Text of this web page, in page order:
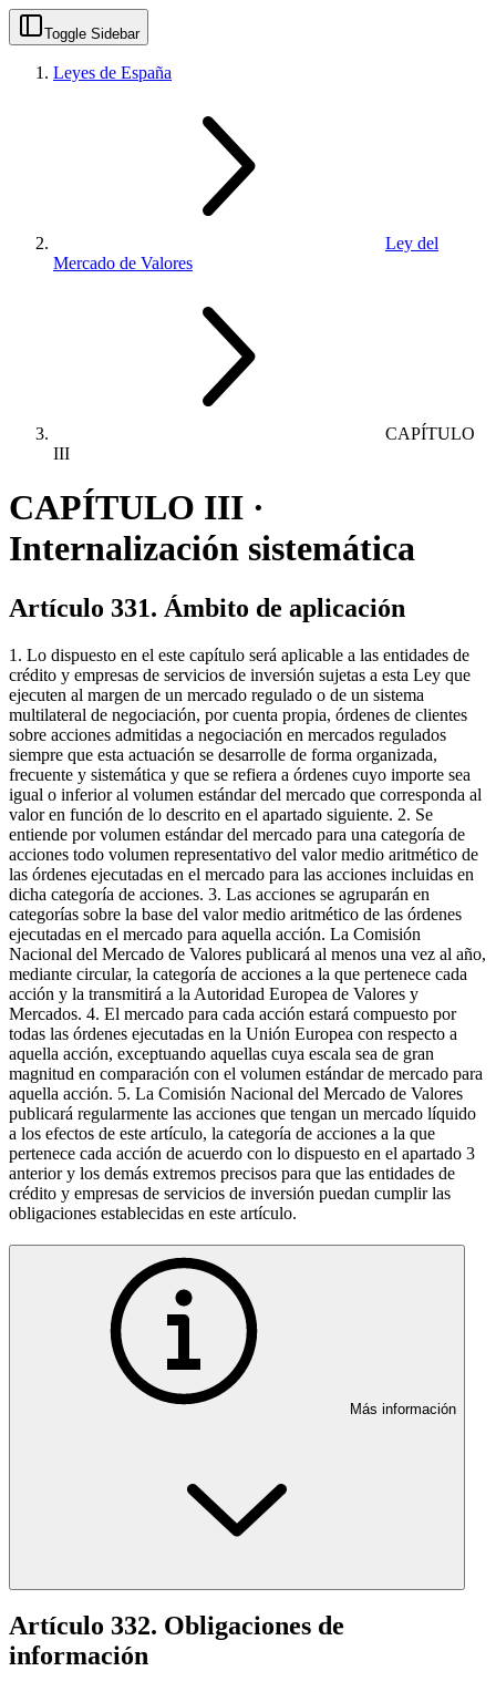
Toggle Sidebar
Leyes de España
Ley del
Mercado de Valores
CAPÍTULO
III
CAPÍTULO III ·
Internalización sistemática
Artículo 331. Ámbito de aplicación
1. Lo dispuesto en el este capítulo será aplicable a las entidades de
crédito y empresas de servicios de inversión sujetas a esta Ley que
ejecuten al margen de un mercado regulado o de un sistema
multilateral de negociación, por cuenta propia, órdenes de clientes
sobre acciones admitidas a negociación en mercados regulados
siempre que esta actuación se desarrolle de forma organizada,
frecuente y sistemática y que se refiera a órdenes cuyo importe sea
igual o inferior al volumen estándar del mercado que corresponda al
valor en función de lo descrito en el apartado siguiente. 2. Se
entiende por volumen estándar del mercado para una categoría de
acciones todo volumen representativo del valor medio aritmético de
las órdenes ejecutadas en el mercado para las acciones incluidas en
dicha categoría de acciones. 3. Las acciones se agruparán en
categorías sobre la base del valor medio aritmético de las órdenes
ejecutadas en el mercado para aquella acción. La Comisión
Nacional del Mercado de Valores publicará al menos una vez al año,
mediante circular, la categoría de acciones a la que pertenece cada
acción y la transmitirá a la Autoridad Europea de Valores y
Mercados. 4. El mercado para cada acción estará compuesto por
todas las órdenes ejecutadas en la Unión Europea con respecto a
aquella acción, exceptuando aquellas cuya escala sea de gran
magnitud en comparación con el volumen estándar de mercado para
aquella acción. 5. La Comisión Nacional del Mercado de Valores
publicará regularmente las acciones que tengan un mercado líquido
a los efectos de este artículo, la categoría de acciones a la que
pertenece cada acción de acuerdo con lo dispuesto en el apartado 3
anterior y los demás extremos precisos para que las entidades de
crédito y empresas de servicios de inversión puedan cumplir las
obligaciones establecidas en este artículo.
Más información
Artículo 332. Obligaciones de
información